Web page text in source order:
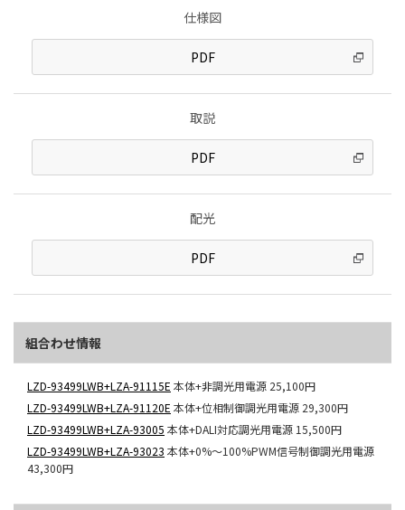
仕様図
PDF
取説
PDF
配光
PDF
組合わせ情報
LZD-93499LWB+LZA-91115E 本体+非調光用電源 25,100円
LZD-93499LWB+LZA-91120E 本体+位相制御調光用電源 29,300円
LZD-93499LWB+LZA-93005 本体+DALI対応調光用電源 15,500円
LZD-93499LWB+LZA-93023 本体+0%～100%PWM信号制御調光用電源
43,300円